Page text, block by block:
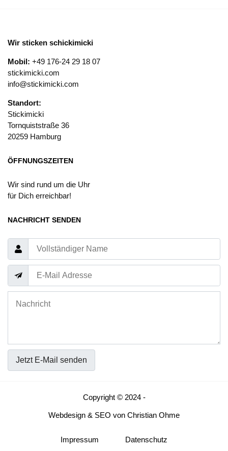
Wir sticken schickimicki
Mobil: +49 176-24 29 18 07
stickimicki.com
info@stickimicki.com
Standort:
Stickimicki
Tornquiststraße 36
20259 Hamburg
ÖFFNUNGSZEITEN
Wir sind rund um die Uhr
für Dich erreichbar!
NACHRICHT SENDEN
Jetzt E-Mail senden
Copyright © 2024 -
Webdesign & SEO von Christian Ohme
Impressum Datenschutz